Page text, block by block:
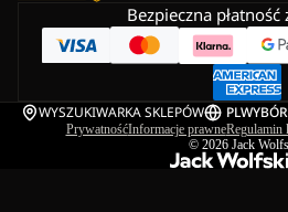
Bezpieczna
WYSZUKIWARKA SKLEPÓW PL
PrywatnośćInformacje prawneRegulamin
© 2026 Jack